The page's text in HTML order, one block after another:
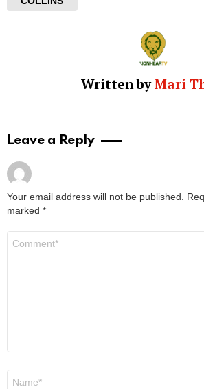
Written byMari
Leave a Reply
Your email address will not be published.
marked *